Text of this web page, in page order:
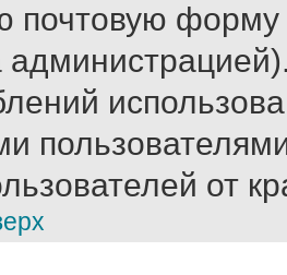
почтовую
от